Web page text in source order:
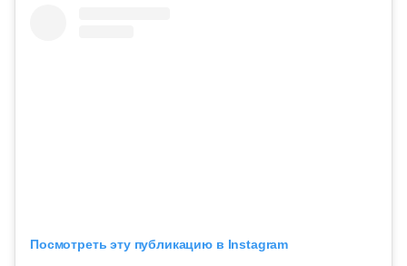
Посмотреть эту публикацию в Instagram